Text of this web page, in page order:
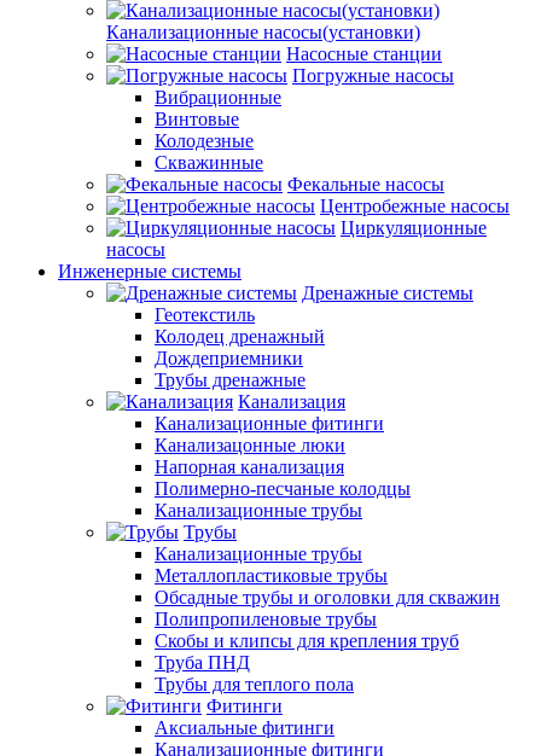
Канализационные насосы(установки)
Насосные станции
Погружные насосы
Вибрационные
Винтовые
Колодезные
Скважинные
Фекальные насосы
Центробежные насосы
Циркуляционные
насосы
Инженерные системы
Дренажные системы
Геотекстиль
Колодец дренажный
Дождеприемники
Трубы дренажные
Канализация
Канализационные фитинги
Канализацонные люки
Напорная канализация
Полимерно-песчаные колодцы
Канализационные трубы
Трубы
Канализационные трубы
Металлопластиковые трубы
Обсадные трубы и оголовки для скважин
Полипропиленовые трубы
Скобы и клипсы для крепления труб
Труба ПНД
Трубы для теплого пола
Фитинги
Аксиальные фитинги
Канализационные фитинги